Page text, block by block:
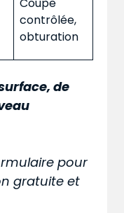
Coupe
contrôlée,
obturation
de
pour
gratuite et